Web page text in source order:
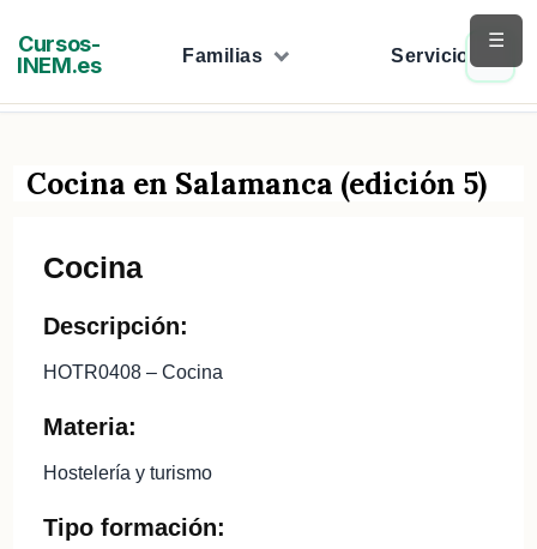
contenido
Cursos-
INEM.es
Familias Servicios
Cocina en Salamanca (edición 5)
Cocina
Descripción:
HOTR0408 – Cocina
Materia:
Hostelería y turismo
Tipo formación:
☰